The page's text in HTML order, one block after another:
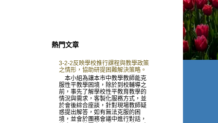
熱門文章
3-2-2反映學校推行課程與教學政策
之情形，協助研提困難解決策略。
本小組為讓本市中教學教師能克
服性平教學困境，除於到校輔導之
前，事先了解學校性平教育教學的
情況與需求，客製化服務方式，並
於會後綜合座談，針對現場教師疑
惑提出解答，如有無法克服的困
境，並會於團務會議中進行對話，